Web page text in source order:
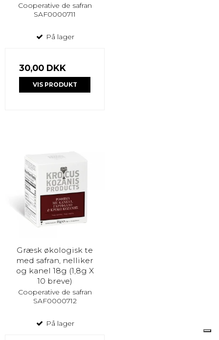
Cooperative de safran
SAF0000711
På lager
30,00 DKK
VIS PRODUKT
Græsk økologisk te
med safran, nelliker
og kanel 18g (1,8g X
10 breve)
Cooperative de safran
SAF0000712
På lager